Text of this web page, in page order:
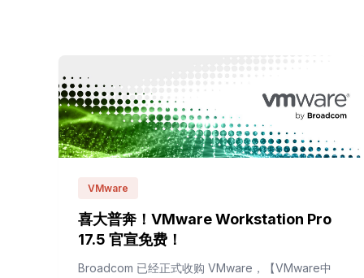
VMware
喜大普奔！VMware Workstation Pro
17.5 官宣免费！
Broadcom 已经正式收购 VMware，【VMware中